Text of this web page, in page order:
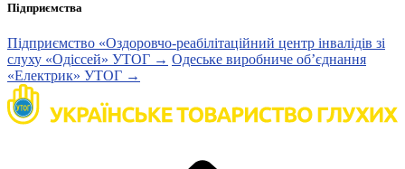
Підприємства
Підприємство «Оздоровчо-реабілітаційний центр інвалідів зі
слуху «Одіссей» УТОГ → Одеське виробниче об’єднання
«Електрик» УТОГ →